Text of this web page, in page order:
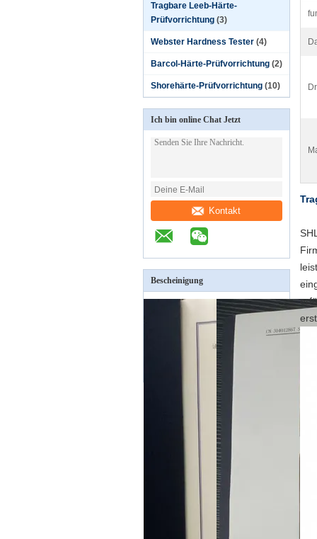
Tragbare Leeb-Härte-
Prüfvorrichtung (3)
Webster Hardness Tester (4)
Barcol-Härte-Prüfvorrichtung (2)
Shorehärte-Prüfvorrichtung (10)
Ich bin online Chat Jetzt
Kontakt
Bescheinigung